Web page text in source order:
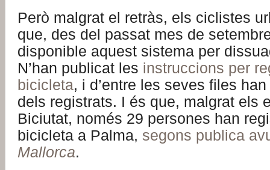
Però malgrat el retràs, els ciclistes
que, des del passat mes de
disponible aquest sistema per
N’han publicat les instruccions per
bicicleta, i d’entre les seves files
dels registrats. I és que, malgrat els
Biciutat, només 29 persones han
bicicleta a Palma, segons publica
Mallorca.